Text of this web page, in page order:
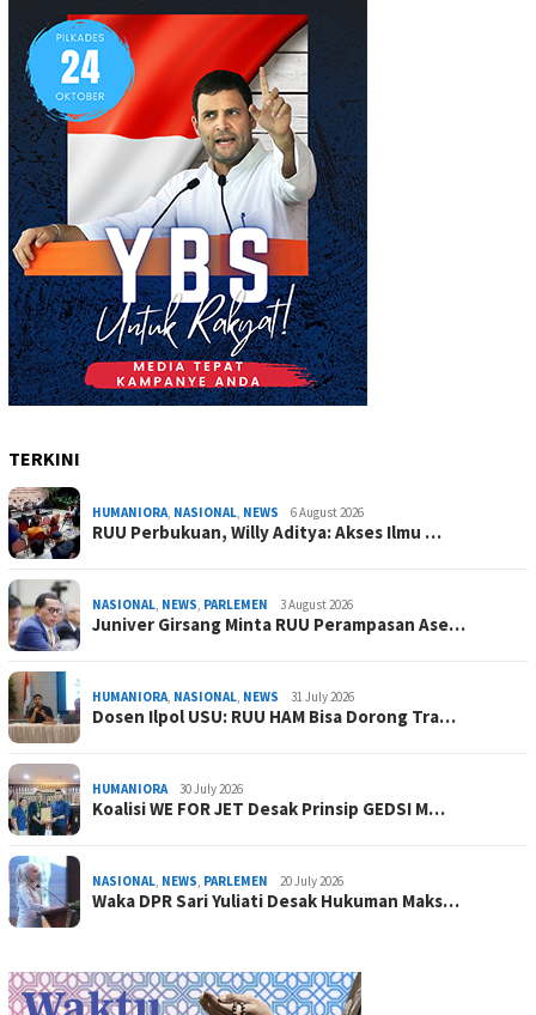
TERKINI
HUMANIORA, NASIONAL, NEWS 6 August 2026
RUU Perbukuan, Willy Aditya: Akses Ilmu …
NASIONAL, NEWS, PARLEMEN 3 August 2026
Juniver Girsang Minta RUU Perampasan Ase…
HUMANIORA, NASIONAL, NEWS 31 July 2026
Dosen Ilpol USU: RUU HAM Bisa Dorong Tra…
HUMANIORA 30 July 2026
Koalisi WE FOR JET Desak Prinsip GEDSI M…
NASIONAL, NEWS, PARLEMEN 20 July 2026
Waka DPR Sari Yuliati Desak Hukuman Maks…